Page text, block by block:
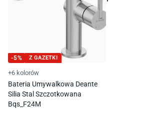
-5% Z GAZETKI
+6 kolorów
Bateria Umywalkowa Deante
Silia Stal Szczotkowana
Bqs_F24M